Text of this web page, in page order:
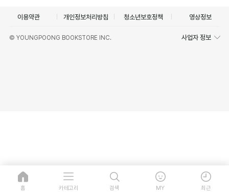
이용약관 개인정보처리방침 청소년보호정책 영상정보
© YOUNGPOONG BOOKSTORE INC. 사업자 정보
홈 카테고리 검색 MY 최근